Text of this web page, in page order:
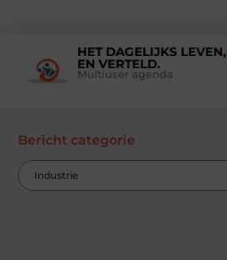
HET DAGELIJKS LEVEN,
EN VERTELD.
Multiuser agenda
Bericht categorie